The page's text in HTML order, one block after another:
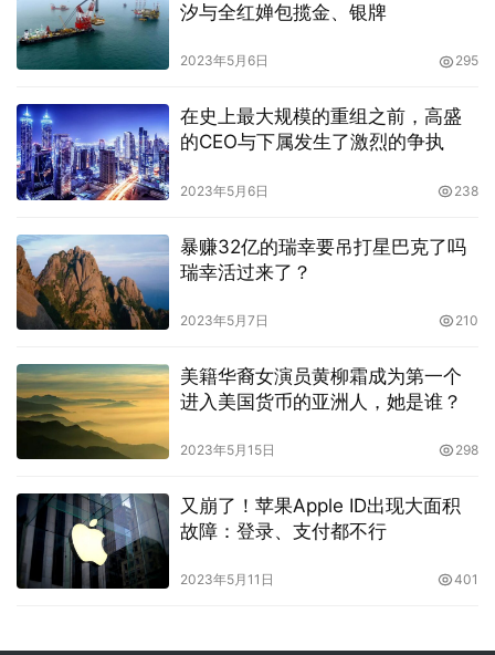
汐与全红婵包揽金、银牌
2023年5月6日 295
在史上最大规模的重组之前，高盛
的CEO与下属发生了激烈的争执
2023年5月6日 238
暴赚32亿的瑞幸要吊打星巴克了吗
瑞幸活过来了？
2023年5月7日 210
美籍华裔女演员黄柳霜成为第一个
进入美国货币的亚洲人，她是谁？
2023年5月15日 298
又崩了！苹果Apple ID出现大面积
故障：登录、支付都不行
2023年5月11日 401